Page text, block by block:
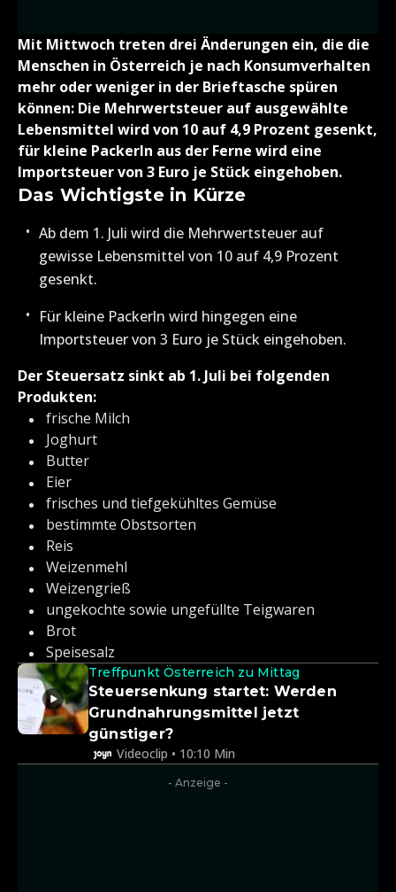
Mit Mittwoch treten drei Änderungen ein, die die
Menschen in Österreich je nach Konsumverhalten
mehr oder weniger in der Brieftasche spüren
können: Die Mehrwertsteuer auf ausgewählte
Lebensmittel wird von 10 auf 4,9 Prozent gesenkt,
für kleine Packerln aus der Ferne wird eine
Importsteuer von 3 Euro je Stück eingehoben.
Das Wichtigste in Kürze
Ab dem 1. Juli wird die Mehrwertsteuer auf
gewisse Lebensmittel von 10 auf 4,9 Prozent
gesenkt.
Für kleine Packerln wird hingegen eine
Importsteuer von 3 Euro je Stück eingehoben.
Der Steuersatz sinkt ab 1. Juli bei folgenden
Produkten:
frische Milch
Joghurt
Butter
Eier
frisches und tiefgekühltes Gemüse
bestimmte Obstsorten
Reis
Weizenmehl
Weizengrieß
ungekochte sowie ungefüllte Teigwaren
Brot
Speisesalz
Treffpunkt Österreich zu Mittag
Steuersenkung startet: Werden
Grundnahrungsmittel jetzt
günstiger?
Videoclip • 10:10 Min
- Anzeige -